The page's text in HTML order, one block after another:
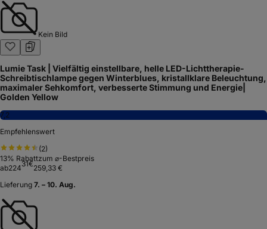
Kein Bild
Lumie Task | Vielfältig einstellbare, helle LED-Lichttherapie-
Schreibtischlampe gegen Winterblues, kristallklare Beleuchtung,
maximaler Sehkomfort, verbesserte Stimmung und Energie|
Golden Yellow
7,2
Empfehlenswert
(2)
13% Rabattzum ⌀-Bestpreis
ab22431€259,33 €
Lieferung 7. – 10. Aug.